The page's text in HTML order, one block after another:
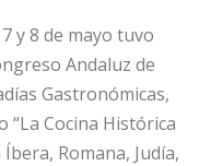
y 8 de mayo tuvo
Andaluz de
Gastronómicas,
“La Cocina Histórica
Romana, Judía,